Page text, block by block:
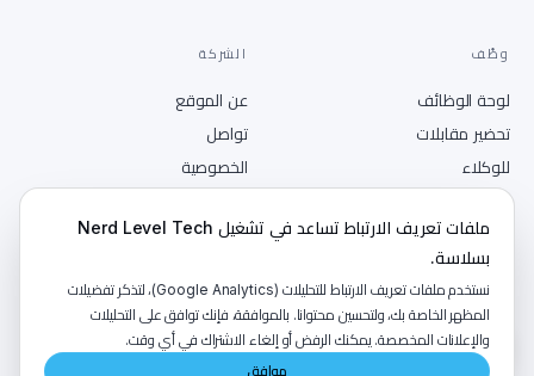
وظّف
لوحة الوظائف
تحضير مقابلات
للوكلاء
انشر وظيفة
الشركة
عن الموقع
تواصل
الخصوصية
RSS
2026
ملفات تعريف الارتباط تساعد في تشغيل Nerd Level Tech
بسلاسة.
نستخدم ملفات تعريف الارتباط للتحليلات (Google Analytics)، لتذكر تفضيلات
المظهر الخاصة بك، ولتحسين محتوانا. بالموافقة، فإنك توافق على التحليلات
والإعلانات المخصصة. يمكنك الرفض أو إلغاء الاشتراك في أي وقت.
موافق